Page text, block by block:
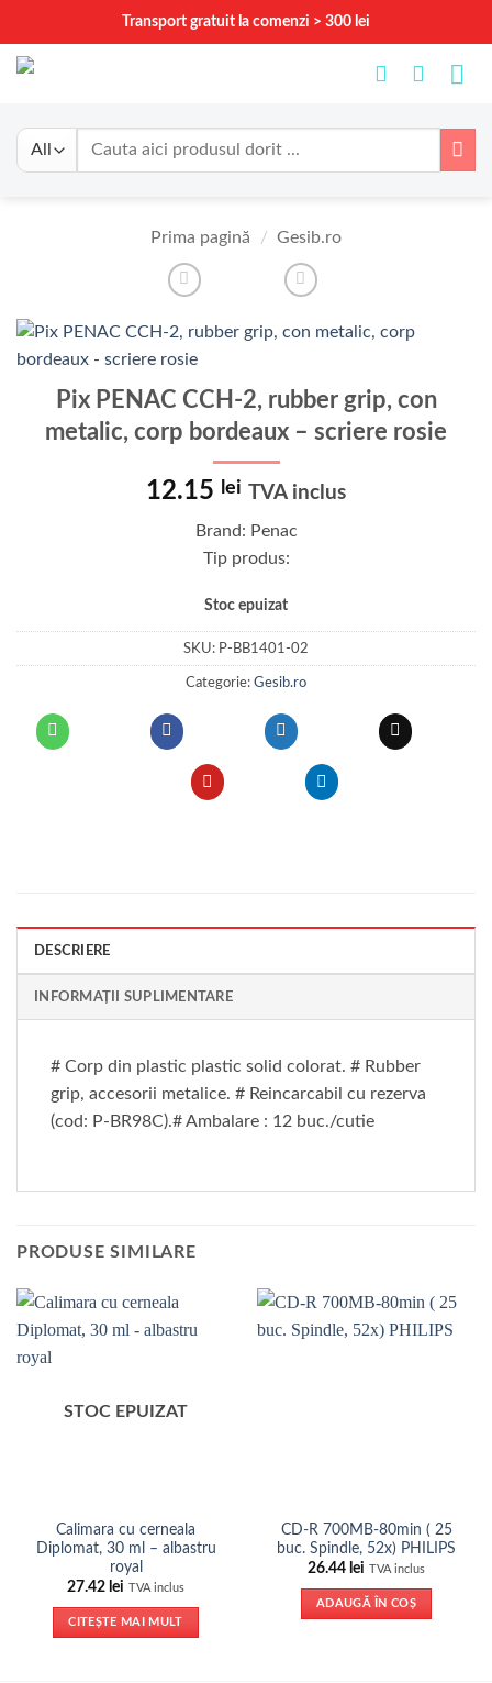
content
Transport gratuit la comenzi > 300 lei
Caută
Prima pagină / Gesib.ro
Pix PENAC CCH-2, rubber grip, con
metalic, corp bordeaux – scriere rosie
12.15 lei TVA inclus
Brand: Penac
Tip produs:
Stoc epuizat
SKU: P-BB1401-02
Categorie: Gesib.ro
DESCRIERE
INFORMAȚII SUPLIMENTARE
# Corp din plastic plastic solid colorat. # Rubber
grip, accesorii metalice. # Reincarcabil cu rezerva
(cod: P-BR98C).# Ambalare : 12 buc./cutie
PRODUSE SIMILARE
STOC EPUIZAT
Calimara cu cerneala
Diplomat, 30 ml – albastru
royal
27.42 lei TVA inclus
CITEȘTE MAI MULT
CD-R 700MB-80min ( 25
buc. Spindle, 52x) PHILIPS
26.44 lei TVA inclus
ADAUGĂ ÎN COȘ